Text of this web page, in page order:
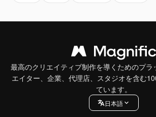
最高のクリエイティブ制作を導くためのプラ
エイター、企業、代理店、スタジオを含む
ています。
日本語